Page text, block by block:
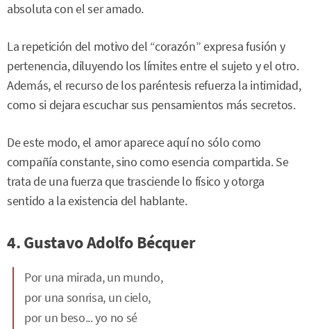
absoluta con el ser amado.
La repetición del motivo del “corazón” expresa fusión y
pertenencia, diluyendo los límites entre el sujeto y el otro.
Además, el recurso de los paréntesis refuerza la intimidad,
como si dejara escuchar sus pensamientos más secretos.
De este modo, el amor aparece aquí no sólo como
compañía constante, sino como esencia compartida. Se
trata de una fuerza que trasciende lo físico y otorga
sentido a la existencia del hablante.
4. Gustavo Adolfo Bécquer
Por una mirada, un mundo,
por una sonrisa, un cielo,
por un beso... yo no sé